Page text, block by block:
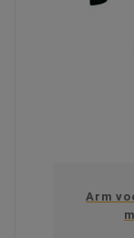
Arm